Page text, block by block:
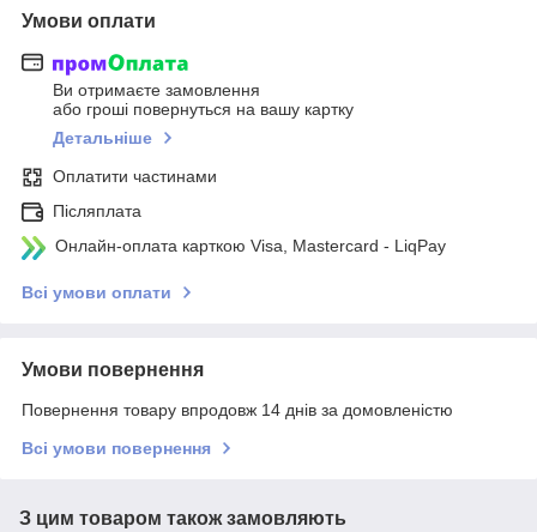
Умови оплати
Ви отримаєте замовлення
або гроші повернуться на вашу картку
Детальніше
Оплатити частинами
Післяплата
Онлайн-оплата карткою Visa, Mastercard - LiqPay
Всі умови оплати
Умови повернення
Повернення товару впродовж 14 днів за домовленістю
Всі умови повернення
З цим товаром також замовляють